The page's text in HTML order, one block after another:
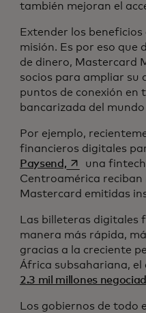
también mejoran el
Extender los
misión. Es por eso que
de dinero, Mastercard
socios para ampliar su
puntos de conexión en
bancarizada del
Por ejemplo,
financieros digitales
Paysend,se abre en una
una
Centroamérica reciban
Mastercard emitidas
Las billeteras digitales
manera más rápida,
gracias a la creciente
África subsahariana,
2.3 mil millones
Los gobiernos de todo